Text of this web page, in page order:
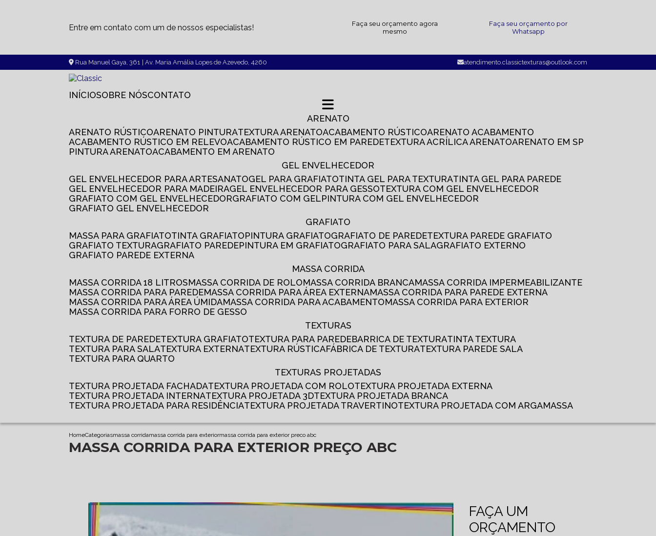
Entre em contato com um de nossos especialistas!
Faça seu orçamento agora
mesmo
Faça seu orçamento por
Whatsapp
Rua Manuel Gaya, 361 | Av. Maria Amália Lopes de Azevedo, 4260 atendimento.classictexturas@outlook.com
INÍCIO SOBRE NÓS CONTATO
ARENATO
ARENATO RÚSTICO
ARENATO PINTURA TEXTURA ARENATO ACABAMENTO RÚSTICO
ARENATO ACABAMENTO
ACABAMENTO RÚSTICO EM RELEVO
ACABAMENTO RÚSTICO EM PAREDE TEXTURA ACRÍLICA ARENATO
ARENATO EM SP
PINTURA ARENATO
ACABAMENTO EM ARENATO
GEL ENVELHECEDOR
GEL ENVELHECEDOR PARA ARTESANATO
GEL PARA GRAFIATO TINTA GEL PARA TEXTURA
TINTA GEL PARA PAREDE
GEL ENVELHECEDOR PARA MADEIRA
GEL ENVELHECEDOR PARA GESSO
TEXTURA COM GEL ENVELHECEDOR
GRAFIATO COM GEL ENVELHECEDOR
GRAFIATO COM GEL
PINTURA COM GEL ENVELHECEDOR
GRAFIATO GEL ENVELHECEDOR
GRAFIATO
MASSA PARA GRAFIATO
TINTA GRAFIATO PINTURA GRAFIATO GRAFIATO DE PAREDE
TEXTURA PAREDE GRAFIATO
GRAFIATO TEXTURA
GRAFIATO PAREDE PINTURA EM GRAFIATO GRAFIATO PARA SALA
GRAFIATO EXTERNO
GRAFIATO PAREDE EXTERNA
MASSA CORRIDA
MASSA CORRIDA 18 LITROS
MASSA CORRIDA DE ROLO MASSA CORRIDA BRANCA
MASSA CORRIDA IMPERMEABILIZANTE
MASSA CORRIDA PARA PAREDE
MASSA CORRIDA PARA ÁREA EXTERNA
MASSA CORRIDA PARA PAREDE EXTERNA
MASSA CORRIDA PARA ÁREA ÚMIDA
MASSA CORRIDA PARA ACABAMENTO
MASSA CORRIDA PARA EXTERIOR
MASSA CORRIDA PARA FORRO DE GESSO
TEXTURAS
TEXTURA DE PAREDE
TEXTURA GRAFIATO TEXTURA PARA PAREDE BARRICA DE TEXTURA
TINTA TEXTURA
TEXTURA PARA SALA
TEXTURA EXTERNA TEXTURA RÚSTICA FÁBRICA DE TEXTURA
TEXTURA PAREDE SALA
TEXTURA PARA QUARTO
TEXTURAS PROJETADAS
TEXTURA PROJETADA FACHADA
TEXTURA PROJETADA COM ROLO
TEXTURA PROJETADA EXTERNA
TEXTURA PROJETADA INTERNA
TEXTURA PROJETADA 3D
TEXTURA PROJETADA BRANCA
TEXTURA PROJETADA PARA RESIDÊNCIA
TEXTURA PROJETADA TRAVERTINO TEXTURA PROJETADA COM ARGAMASSA
HomeCategoriasmassa corridamassa corrida para exteriormassa corrida para exterior preco abc
MASSA CORRIDA PARA EXTERIOR PREÇO ABC
FAÇA UM
ORÇAMENTO